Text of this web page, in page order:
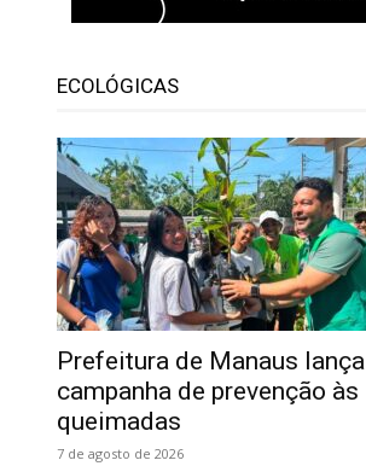
ECOLÓGICAS
Prefeitura de Manaus lança
campanha de prevenção às
queimadas
7 de agosto de 2026